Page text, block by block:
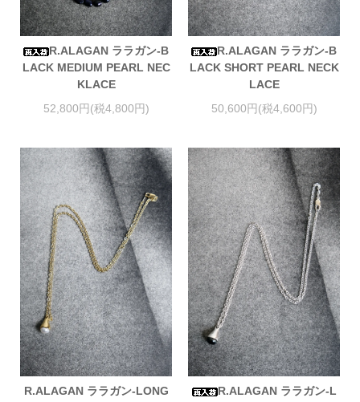
R.ALAGAN ララガン-B
LACK MEDIUM PEARL NEC
KLACE
52,800円(税4,800円)
R.ALAGAN ララガン-B
LACK SHORT PEARL NECK
LACE
50,600円(税4,600円)
R.ALAGAN ララガン-LONG
R.ALAGAN ララガン-L